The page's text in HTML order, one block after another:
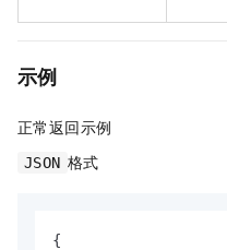
示例
正常返回示例
JSON 格式
{